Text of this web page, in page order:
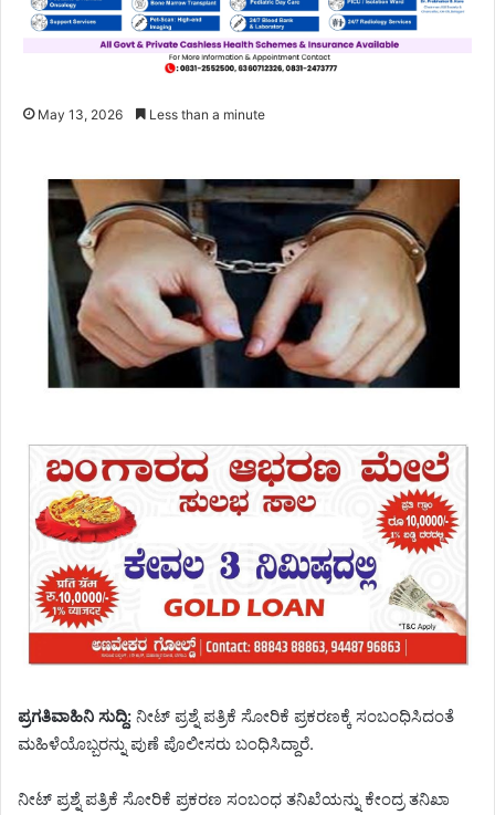
May 13, 2026 Less than a minute
ಪ್ರಗತಿವಾಹಿನಿ ಸುದ್ದಿ: ನೀಟ್ ಪ್ರಶ್ನೆ ಪತ್ರಿಕೆ ಸೋರಿಕೆ ಪ್ರಕರಣಕ್ಕೆ ಸಂಬಂಧಿಸಿದಂತೆ
ಮಹಿಳೆಯೊಬ್ಬರನ್ನು ಪುಣೆ ಪೊಲೀಸರು ಬಂಧಿಸಿದ್ದಾರೆ.
ನೀಟ್ ಪ್ರಶ್ನೆ ಪತ್ರಿಕೆ ಸೋರಿಕೆ ಪ್ರಕರಣ ಸಂಬಂಧ ತನಿಖೆಯನ್ನು ಕೇಂದ್ರ ತನಿಖಾ